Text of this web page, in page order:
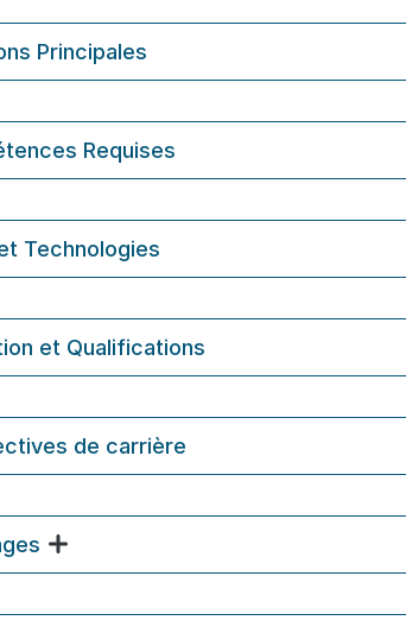
Principales
Requises
Technologies
et Qualifications
de carrière